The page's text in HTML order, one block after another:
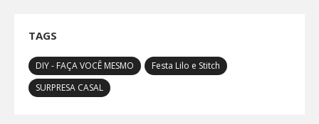
TAGS
DIY - FAÇA VOCÊ MESMO
Festa Lilo e Stitch
SURPRESA CASAL